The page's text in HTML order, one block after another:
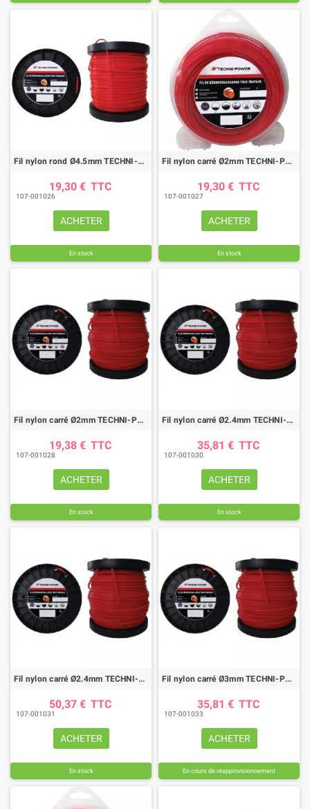
Fil nylon rond Ø4.5mm TECHNI-POWER (22M)
19,30 € TTC
107-001026
ACHETER
En stock
Fil nylon carré Ø2mm TECHNI-POWER (80M)
19,30 € TTC
107-001027
ACHETER
En stock
Fil nylon carré Ø2mm TECHNI-POWER (120M)
19,38 € TTC
107-001028
ACHETER
En stock
Fil nylon carré Ø2.4mm TECHNI-POWER (137M)
35,81 € TTC
107-001030
ACHETER
En stock
Fil nylon carré Ø2.4mm TECHNI-POWER (207M)
50,37 € TTC
107-001031
ACHETER
En stock
Fil nylon carré Ø3mm TECHNI-POWER (88M)
35,81 € TTC
107-001033
ACHETER
En cours de réapprovisionnement